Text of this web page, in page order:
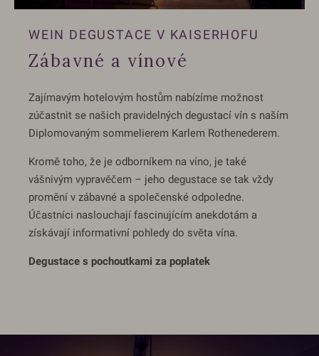
WEIN DEGUSTACE V KAISERHOFU
Zábavné a vínové
Zajímavým hotelovým hostům nabízíme možnost
zúčastnit se našich pravidelných degustací vín s naším
Diplomovaným sommelierem Karlem Rothenederem.
Kromě toho, že je odborníkem na víno, je také
vášnivým vypravěčem – jeho degustace se tak vždy
promění v zábavné a společenské odpoledne.
Účastníci naslouchají fascinujícím anekdotám a
získávají informativní pohledy do světa vína.
Degustace s pochoutkami za poplatek